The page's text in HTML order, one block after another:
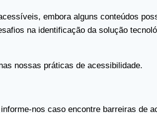
embora alguns conteúdos
na identificação da solução
nossas práticas de acessibilidade.
nos caso encontre barreiras de